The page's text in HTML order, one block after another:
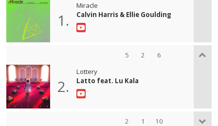
1.
Miracle
Calvin Harris & Ellie Goulding
5 2 6
2.
Lottery
Latto feat. Lu Kala
2 1 10